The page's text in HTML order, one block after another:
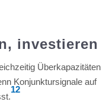
investieren
Überkapazitäten
Konjunktursignale auf
12